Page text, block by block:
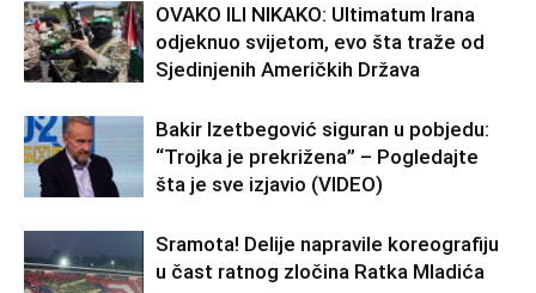
OVAKO ILI NIKAKO: Ultimatum Irana
odjeknuo svijetom, evo šta traže od
Sjedinjenih Američkih Država
Bakir Izetbegović siguran u pobjedu:
“Trojka je prekrižena” – Pogledajte
šta je sve izjavio (VIDEO)
Sramota! Delije napravile koreografiju
u čast ratnog zločina Ratka Mladića